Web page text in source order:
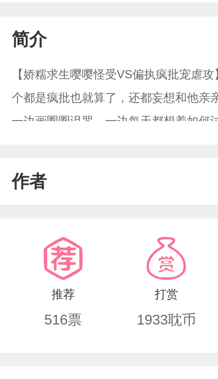
简介
【娇糯求生嘤嘤怪受VS偏执疯批宠虐
个都是疯批也就算了，还都妄想和他亲
一边画圈圈诅咒，一边每天都想着如何
忧。”说着，湿软的唇贴近他的唇：“弑
不拿点什么回报我？”双手掐住他的脖
或许我就不恨你了。”【嗜血成性的西
林遇见你，我就深爱你那碧色的眸子
作者
推荐
516票
打赏
1933耽币